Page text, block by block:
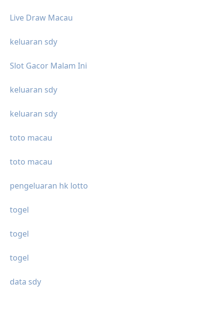
Live Draw Macau
keluaran sdy
Slot Gacor Malam Ini
keluaran sdy
keluaran sdy
toto macau
toto macau
pengeluaran hk lotto
togel
togel
togel
data sdy